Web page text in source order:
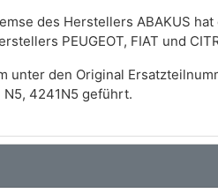
des Herstellers ABAKUS
PEUGEOT, FIAT und
unter den Original
4241N5 geführt.